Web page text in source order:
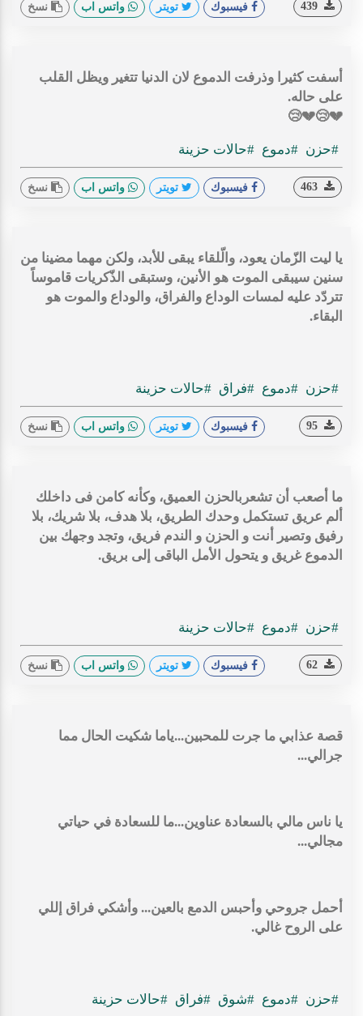
فيسبوك تويتر واتس اب نسخ
أسفت كثيرا وذرفت الدموع لان الدنيا تتغير ويظل القلب
على حاله.
💔😢💔😢
#حزن #دموع #حالات حزينة
فيسبوك تويتر واتس اب نسخ
يا ليت الزّمان يعود، والّلقاء يبقى للأبد، ولكن مهما مضينا من
سنين سيبقى الموت هو الأنين، وستبقى الذّكريات قاموساً
تتردّد عليه لمسات الوداع والفراق، والوداع والموت هو
البقاء.
#حزن #دموع #فراق #حالات حزينة
فيسبوك تويتر واتس اب نسخ
ما أصعب أن تشعربالحزن العميق، وكأنه كامن فى داخلك
ألم عريق تستكمل وحدك الطريق، بلا هدف، بلا شريك، بلا
رفيق وتصير أنت و الحزن و الندم فريق، وتجد وجهك بين
الدموع غريق و يتحول الأمل الباقى إلى بريق.
#حزن #دموع #حالات حزينة
فيسبوك تويتر واتس اب نسخ
قصة عذابي ما جرت للمحبين...ياما شكيت الحال مما
جرالي...
يا ناس مالي بالسعادة عناوين...ما للسعادة في حياتي
مجالي...
أحمل جروحي وأحبس الدمع بالعين... وأشكي فراق إللي
على الروح غالي.
#حزن #دموع #شوق #فراق #حالات حزينة